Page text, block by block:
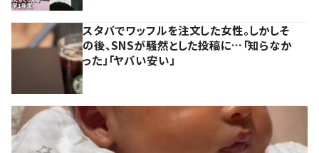
スタバでワッフルを注文した女性。しかしそ
の後、SNSが騒然とした投稿に…「知らなか
った」「ヤバい安い」